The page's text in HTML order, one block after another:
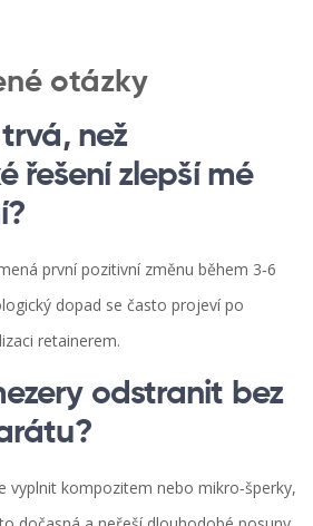
otázky
než
řešení zlepší mé
první pozitivní změnu během 3‑6
dopad se často projeví po
retainerem.
odstranit bez
vyplnit kompozitem nebo mikro‑šperky,